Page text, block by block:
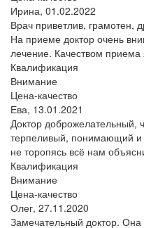
Ирина, 01.02.2022
Врач приветлив,
На приеме доктор очень
лечение. Качеством приема
Квалификация
Внимание
Цена-качество
Ева, 13.01.2021
Доктор доброжелательный,
терпеливый, понимающий
не торопясь всё нам
Квалификация
Внимание
Цена-качество
Олег, 27.11.2020
Замечательный доктор.